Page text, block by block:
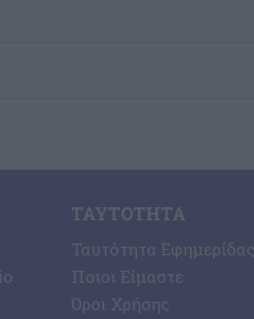
ΤΑΥΤΌΤΗΤΑ
Ταυτότητα Εφημερίδας
Ποιοι Είμαστε
Όροι Χρήσης